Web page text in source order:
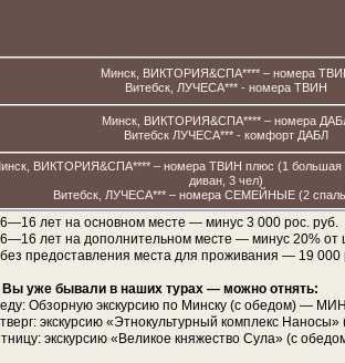
Минск, ВИКТОРИЯ&СПА**** – номера
Витебск, ЛУЧЕСА*** - номера ТВИН
Минск, ВИКТОРИЯ&СПА**** – номера
Витебск ЛУЧЕСА*** - комфорт ДАБЛ
ВИКТОРИЯ&СПА**** – номера ТВИН плюс (1 большая
диван, 3 чел)
Витебск, ЛУЧЕСА*** – номера СЕМЕЙНЫЕ (2
лет на основном месте — минус 3 000 рос. руб.
лет на дополнительном месте — минус 20% от
предоставления места для проживания — 19 000
Вы уже бывали в наших турах — можно отнять:
Обзорную экскурсию по Минску (с обедом) —
экскурсию «Этнокультурный комплекс
экскурсию «Великое княжество Сула» (с